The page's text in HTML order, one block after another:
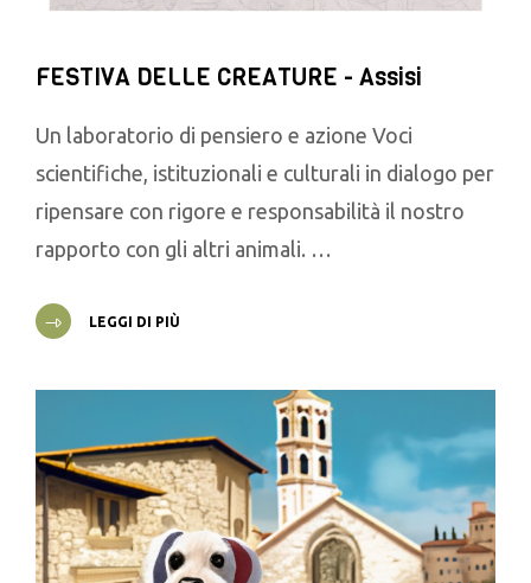
FESTIVA DELLE CREATURE - Assisi
Un laboratorio di pensiero e azione Voci
scientifiche, istituzionali e culturali in dialogo per
ripensare con rigore e responsabilità il nostro
rapporto con gli altri animali. …
LEGGI DI PIÙ